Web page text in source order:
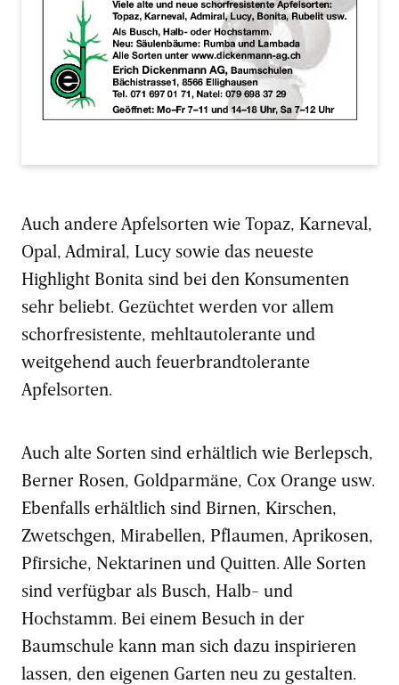
Auch andere Apfelsorten wie Topaz, Karneval,
Opal, Admiral, Lucy sowie das neueste
Highlight Bonita sind bei den Konsumenten
sehr beliebt. Gezüchtet werden vor allem
schorfresistente, mehltautolerante und
weitgehend auch feuerbrandtolerante
Apfelsorten.
Auch alte Sorten sind erhältlich wie Berlepsch,
Berner Rosen, Goldparmäne, Cox Orange usw.
Ebenfalls erhältlich sind Birnen, Kirschen,
Zwetschgen, Mirabellen, Pflaumen, Aprikosen,
Pfirsiche, Nektarinen und Quitten. Alle Sorten
sind verfügbar als Busch, Halb- und
Hochstamm. Bei einem Besuch in der
Baumschule kann man sich dazu inspirieren
lassen, den eigenen Garten neu zu gestalten.